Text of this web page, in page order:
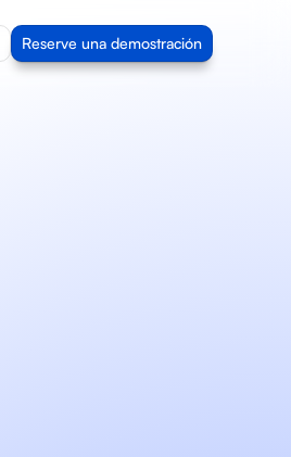
Reserve una demostración